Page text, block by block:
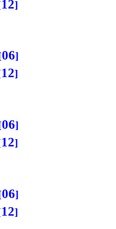
12
06
12
06
12
06
12